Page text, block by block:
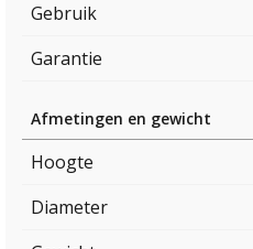
Gebruik
Garantie
Afmetingen en gewicht
Hoogte
Diameter